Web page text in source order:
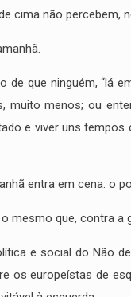
cima não percebem,
de que ninguém,
muito menos; ou
e viver uns
entra em cena: o
que, contra a
e social do Não
os europeístas de